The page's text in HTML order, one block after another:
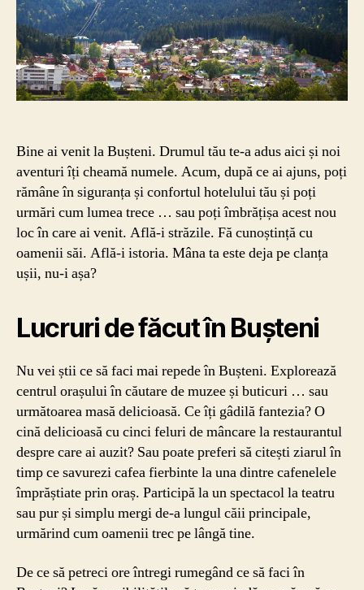
poți
trăi
în
micul
orășel
Bine ai venit la Bușteni. Drumul tău te-a adus aici și noi
aventuri îți cheamă numele. Acum, după ce ai ajuns, poți
rămâne în siguranța și confortul hotelului tău și poți
urmări cum lumea trece … sau poți îmbrățișa acest nou
loc în care ai venit. Află-i străzile. Fă cunoștință cu
oamenii săi. Află-i istoria. Mâna ta este deja pe clanța
ușii, nu-i așa?
Lucruri de făcut în Bușteni
Nu vei știi ce să faci mai repede în Bușteni. Explorează
centrul orașului în căutare de muzee și buticuri … sau
următoarea masă delicioasă. Ce îți gâdilă fantezia? O
cină delicioasă cu cinci feluri de mâncare la restaurantul
despre care ai auzit? Sau poate preferi să citești ziarul în
timp ce savurezi cafea fierbinte la una dintre cafenelele
împrăștiate prin oraș. Participă la un spectacol la teatru
sau pur și simplu mergi de-a lungul căii principale,
urmărind cum oamenii trec pe lângă tine.
De ce să petreci ore întregi rumegând ce să faci în